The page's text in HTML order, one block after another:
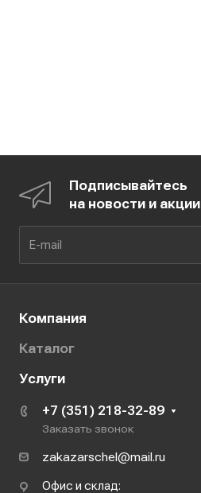
Подписывайтесь
на новости и акции
Компания
Каталог
Услуги
+7 (351) 218-32-89
Заказать звонок
zakazarschel@mail.ru
Офис и склад: